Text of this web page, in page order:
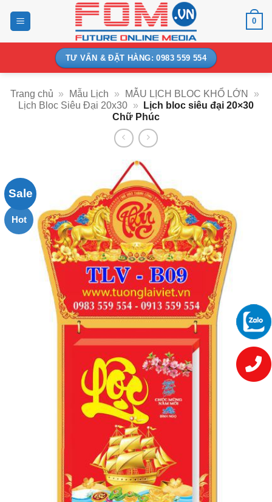
0
TƯ VẤN & ĐẶT HÀNG: 0983 559 554
Trang chủ » Mẫu Lịch » MẪU LỊCH BLOC KHỔ LỚN
»
Lịch Bloc Siêu Đại 20x30
»
Lịch bloc siêu đại 20×30
Chữ Phúc
Sale
Hot